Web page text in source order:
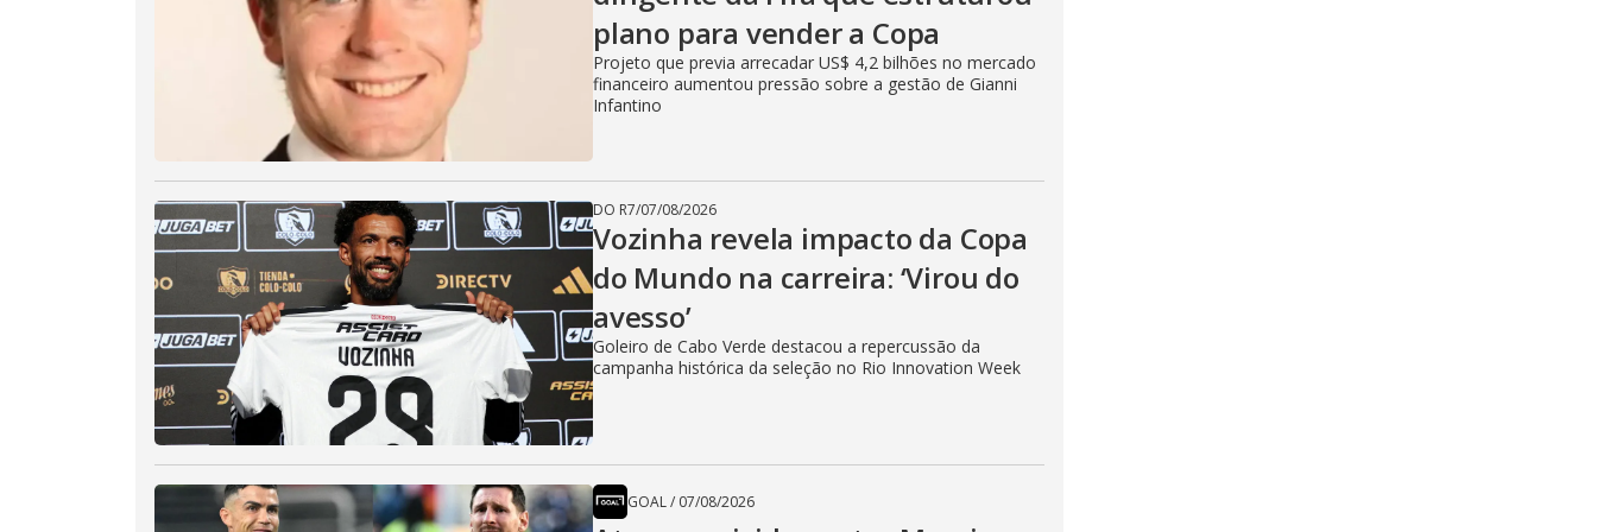
d
e
o
plano para vender a Copa
Projeto que previa arrecadar US$ 4,2 bilhões no mercado
financeiro aumentou pressão sobre a gestão de Gianni
Infantino
DO R7/07/08/2026
Vozinha revela impacto da Copa
do Mundo na carreira: ‘Virou do
avesso’
Goleiro de Cabo Verde destacou a repercussão da
campanha histórica da seleção no Rio Innovation Week
GOAL/ 07/08/2026